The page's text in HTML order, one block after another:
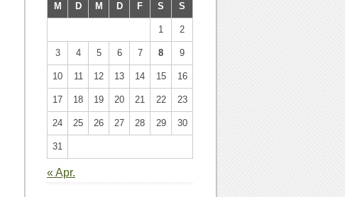
M
D M D F S S
1 2
3 4 5 6 7 8 9
10 11 12 13 14 15 16
17 18 19 20 21 22 23
24 25 26 27 28 29 30
31
« Apr.